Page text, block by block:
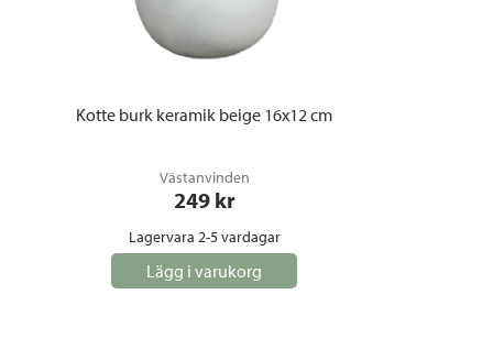
Kotte burk keramik beige 16x12 cm
Västanvinden
249 kr
Lagervara 2-5 vardagar
Lägg i varukorg